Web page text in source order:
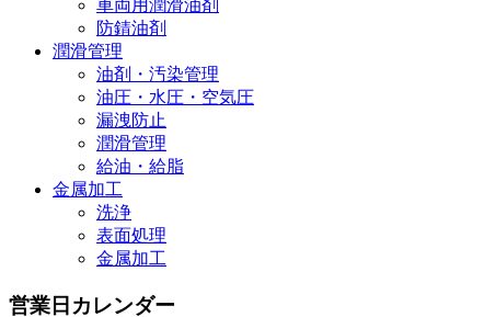
車両用潤滑油剤
防錆油剤
潤滑管理
油剤・汚染管理
油圧・水圧・空気圧
漏洩防止
潤滑管理
給油・給脂
金属加工
洗浄
表面処理
金属加工
営業日カレンダー